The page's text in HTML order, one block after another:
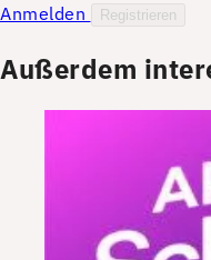
Anmelden
Registrieren
Außerdem